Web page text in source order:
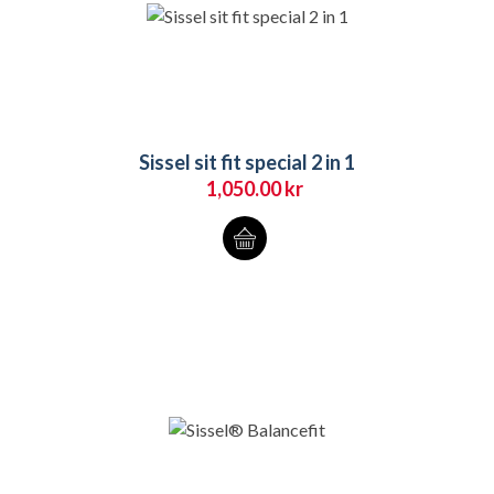
Sissel sit fit special 2 in 1
1,050.00kr